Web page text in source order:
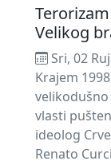
Velikog
Sri, 02
Krajem
vlasti
ideolog
Renato